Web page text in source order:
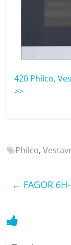
Nejlepší
elektronika
pračky,
mobilní
bazény
420 Philco,
>>
Philco,
← FAGOR